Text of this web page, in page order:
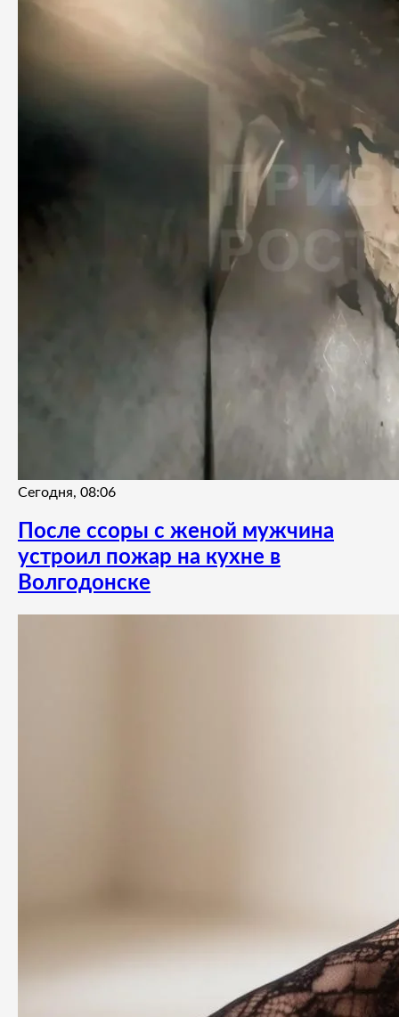
Сегодня, 08:06
После ссоры с женой мужчина
устроил пожар на кухне в
Волгодонске